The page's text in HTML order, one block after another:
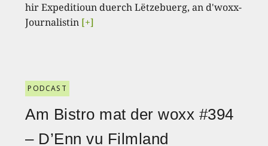
hir Expeditioun duerch Lëtzebuerg, an d'woxx-
Journalistin [+]
PODCAST
Am Bistro mat der woxx #394
– D’Enn vu Filmland